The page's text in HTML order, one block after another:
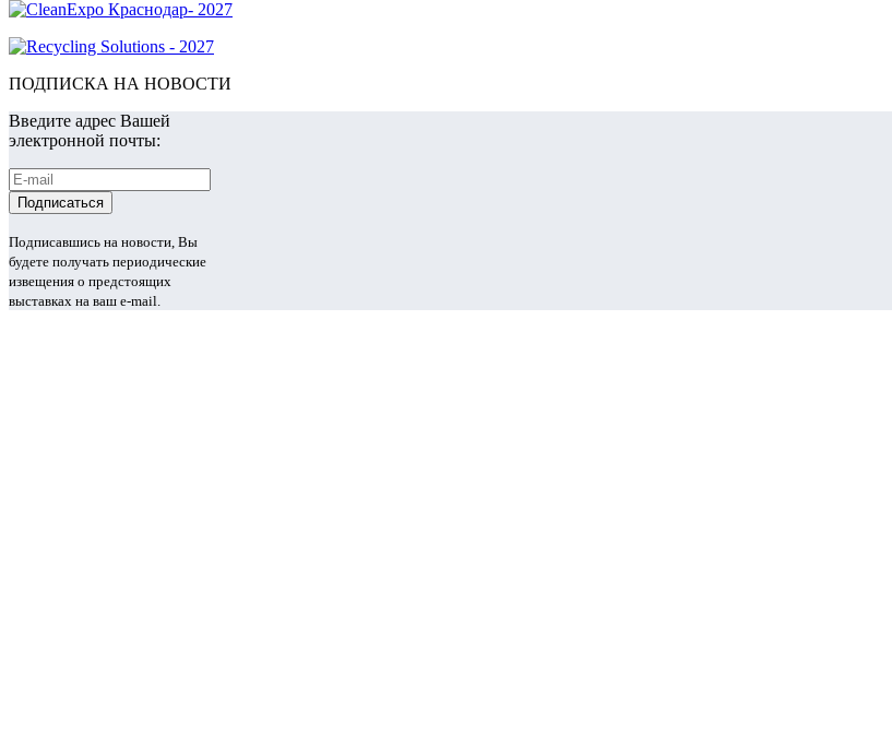
ПОДПИСКА НА НОВОСТИ
Введите адрес Вашей
электронной почты:
Подписавшись на новости, Вы
будете получать периодические
извещения о предстоящих
выставках на ваш e-mail.